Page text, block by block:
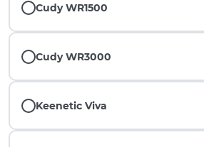
Cudy WR1500
Cudy WR3000
Keenetic Viva